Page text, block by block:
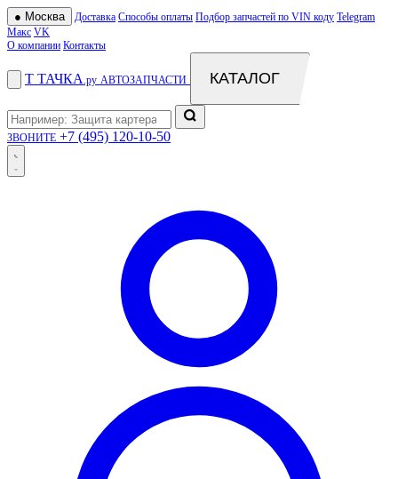
● Москва Доставка Способы оплаты Подбор запчастей по VIN коду Telegram
Макс VK
О компании Контакты
Т ТАЧКА .ру АВТОЗАПЧАСТИ КАТАЛОГ
ЗВОНИТЕ +7 (495) 120-10-50